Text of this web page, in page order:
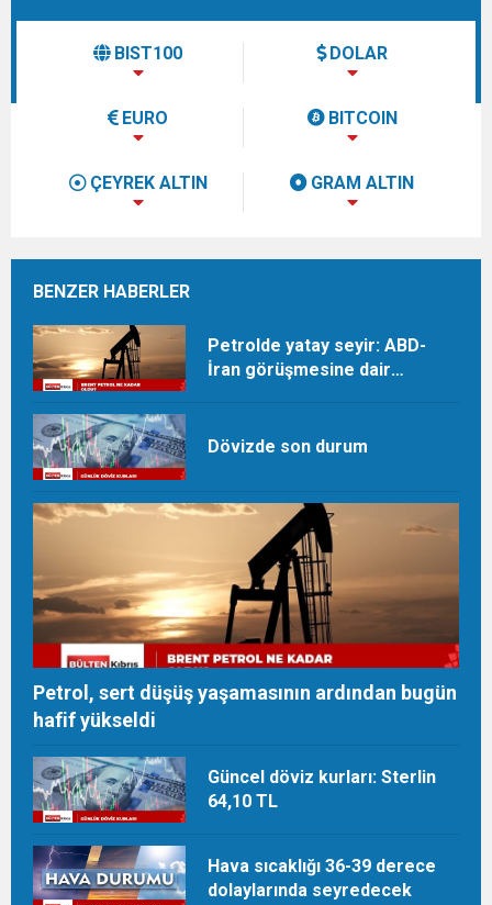
BIST100 DOLAR
EURO BITCOIN
ÇEYREK ALTIN GRAM ALTIN
BENZER HABERLER
Petrolde yatay seyir: ABD-
İran görüşmesine dair
Dövizde son durum
Petrol, sert düşüş yaşamasının ardından bugün
hafif yükseldi
Güncel döviz kurları: Sterlin
64,10 TL
Hava sıcaklığı 36-39 derece
dolaylarında seyredecek